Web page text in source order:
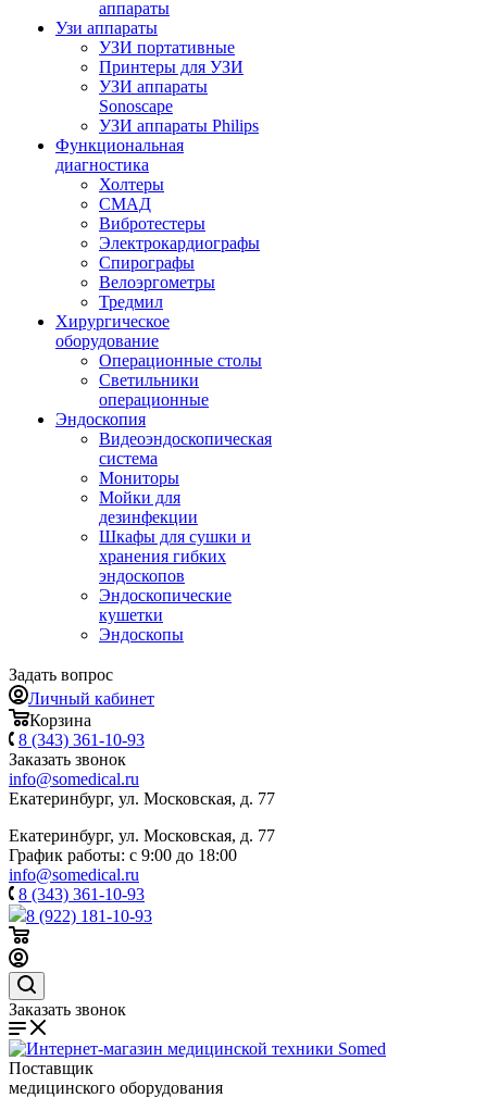
аппараты
Узи аппараты
УЗИ портативные
Принтеры для УЗИ
УЗИ аппараты
Sonoscape
УЗИ аппараты Philips
Функциональная
диагностика
Холтеры
СМАД
Вибротестеры
Электрокардиографы
Спирографы
Велоэргометры
Тредмил
Хирургическое
оборудование
Операционные столы
Светильники
операционные
Эндоскопия
Видеоэндоскопическая
система
Мониторы
Мойки для
дезинфекции
Шкафы для сушки и
хранения гибких
эндоскопов
Эндоскопические
кушетки
Эндоскопы
Задать вопрос
Личный кабинет
Корзина
8 (343) 361-10-93
Заказать звонок
info@somedical.ru
Екатеринбург, ул. Московская, д. 77
Екатеринбург, ул. Московская, д. 77
График работы: с 9:00 до 18:00
info@somedical.ru
8 (343) 361-10-93
8 (922) 181-10-93
Заказать звонок
Поставщик
медицинского оборудования